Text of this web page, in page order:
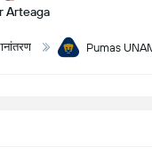
Arteaga
Pumas